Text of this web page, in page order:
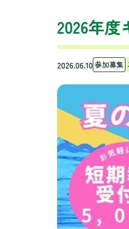
2026年
2026.06.10 参加募集